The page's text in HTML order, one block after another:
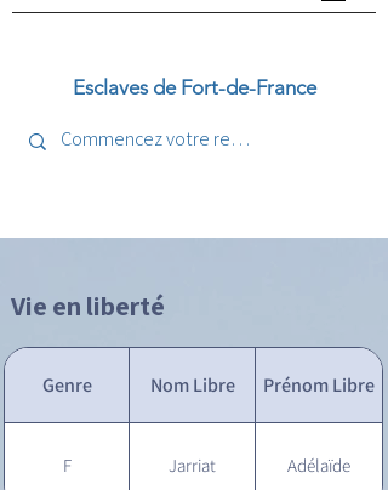
Esclaves de Fort-de-France
Vie en liberté
Genre Nom Libre Prénom Libre
F Jarriat Adélaïde